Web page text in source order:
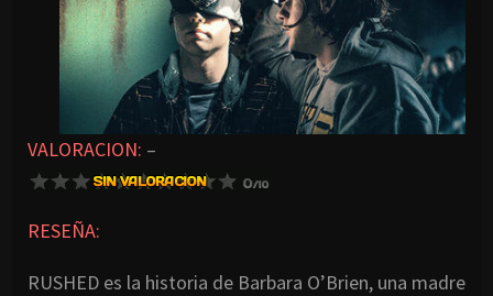
VALORACION: –
RESEÑA:
RUSHED es la historia de Barbara O’Brien, una madre